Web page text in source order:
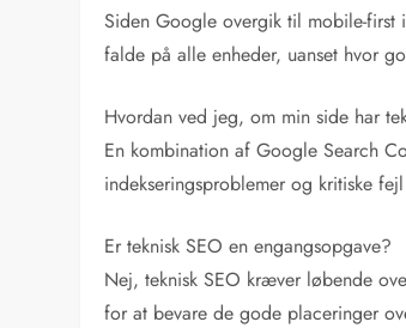
Siden Google overgik til mobile-
falde på alle enheder, uanset hvor
Hvordan ved jeg, om min side har
En kombination af Google Search
indekseringsproblemer og kritiske
Er teknisk SEO en engangsopgave?
Nej, teknisk SEO kræver løbende
for at bevare de gode placeringer